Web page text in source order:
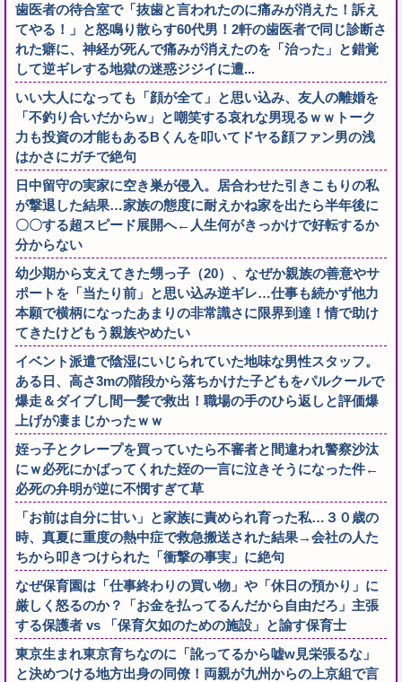
歯医者の待合室で「抜歯と言われたのに痛みが消えた！訴え
てやる！」と怒鳴り散らす60代男！2軒の歯医者で同じ診断さ
れた癖に、神経が死んで痛みが消えたのを「治った」と錯覚
して逆ギレする地獄の迷惑ジジイに遭...
いい大人になっても「顔が全て」と思い込み、友人の離婚を
「不釣り合いだからw」と嘲笑する哀れな男現るｗｗトーク
力も投資の才能もあるBくんを叩いてドヤる顔ファン男の浅
はかさにガチで絶句
日中留守の実家に空き巣が侵入。居合わせた引きこもりの私
が撃退した結果…家族の態度に耐えかね家を出たら半年後に
〇〇する超スピード展開へ←人生何がきっかけで好転するか
分からない
幼少期から支えてきた甥っ子（20）、なぜか親族の善意やサ
ポートを「当たり前」と思い込み逆ギレ…仕事も続かず他力
本願で横柄になったあまりの非常識さに限界到達！情で助け
てきたけどもう親族やめたい
イベント派遣で陰湿にいじられていた地味な男性スタッフ。
ある日、高さ3mの階段から落ちかけた子どもをパルクールで
爆走＆ダイブし間一髪で救出！職場の手のひら返しと評価爆
上げが凄まじかったｗｗ
姪っ子とクレープを買っていたら不審者と間違われ警察沙汰
にｗ必死にかばってくれた姪の一言に泣きそうになった件←
必死の弁明が逆に不憫すぎて草
「お前は自分に甘い」と家族に責められ育った私…３０歳の
時、真夏に重度の熱中症で救急搬送された結果→会社の人た
ちから叩きつけられた「衝撃の事実」に絶句
なぜ保育園は「仕事終わりの買い物」や「休日の預かり」に
厳しく怒るのか？「お金を払ってるんだから自由だろ」主張
する保護者 vs 「保育欠如のための施設」と諭す保育士
東京生まれ東京育ちなのに「訛ってるから嘘w見栄張るな」
と決めつける地方出身の同僚！両親が九州からの上京組で言